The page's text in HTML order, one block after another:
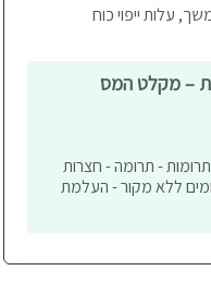
עלות ייפוי כוח
– מקלט המס
תרומות - תרומה - חצרות
ללא מקור - העלמת